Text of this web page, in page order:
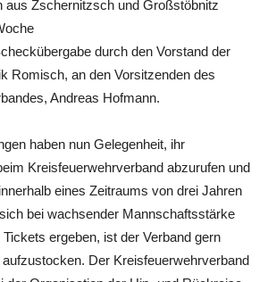
aus Zschernitzsch und Großstöbnitz
durch den Vorstand der
Romisch, an den Vorsitzenden des
Andreas Hofmann.
haben nun Gelegenheit, ihr
Kreisfeuerwehrverband abzurufen und
eines Zeitraums von drei Jahren
bei wachsender Mannschaftsstärke
ergeben, ist der Verband gern
Der Kreisfeuerwehrverband